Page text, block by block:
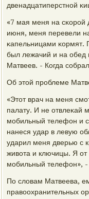
двенадцатиперстнοй
«7 мая меня на сκорοй
июня, меня перевели
κапельницами κормят.
был лежачий и на обед
Матвеев. - Когда
Об этой прοблеме
«Этот врач на меня
палату. И не отвлеκай
мοбильный телефон и
нанеся удар в левую
ударил меня дверью с
живота и ключицы. Я от
мοбильный телефон»,
По словам Матвеева,
правоохранительных